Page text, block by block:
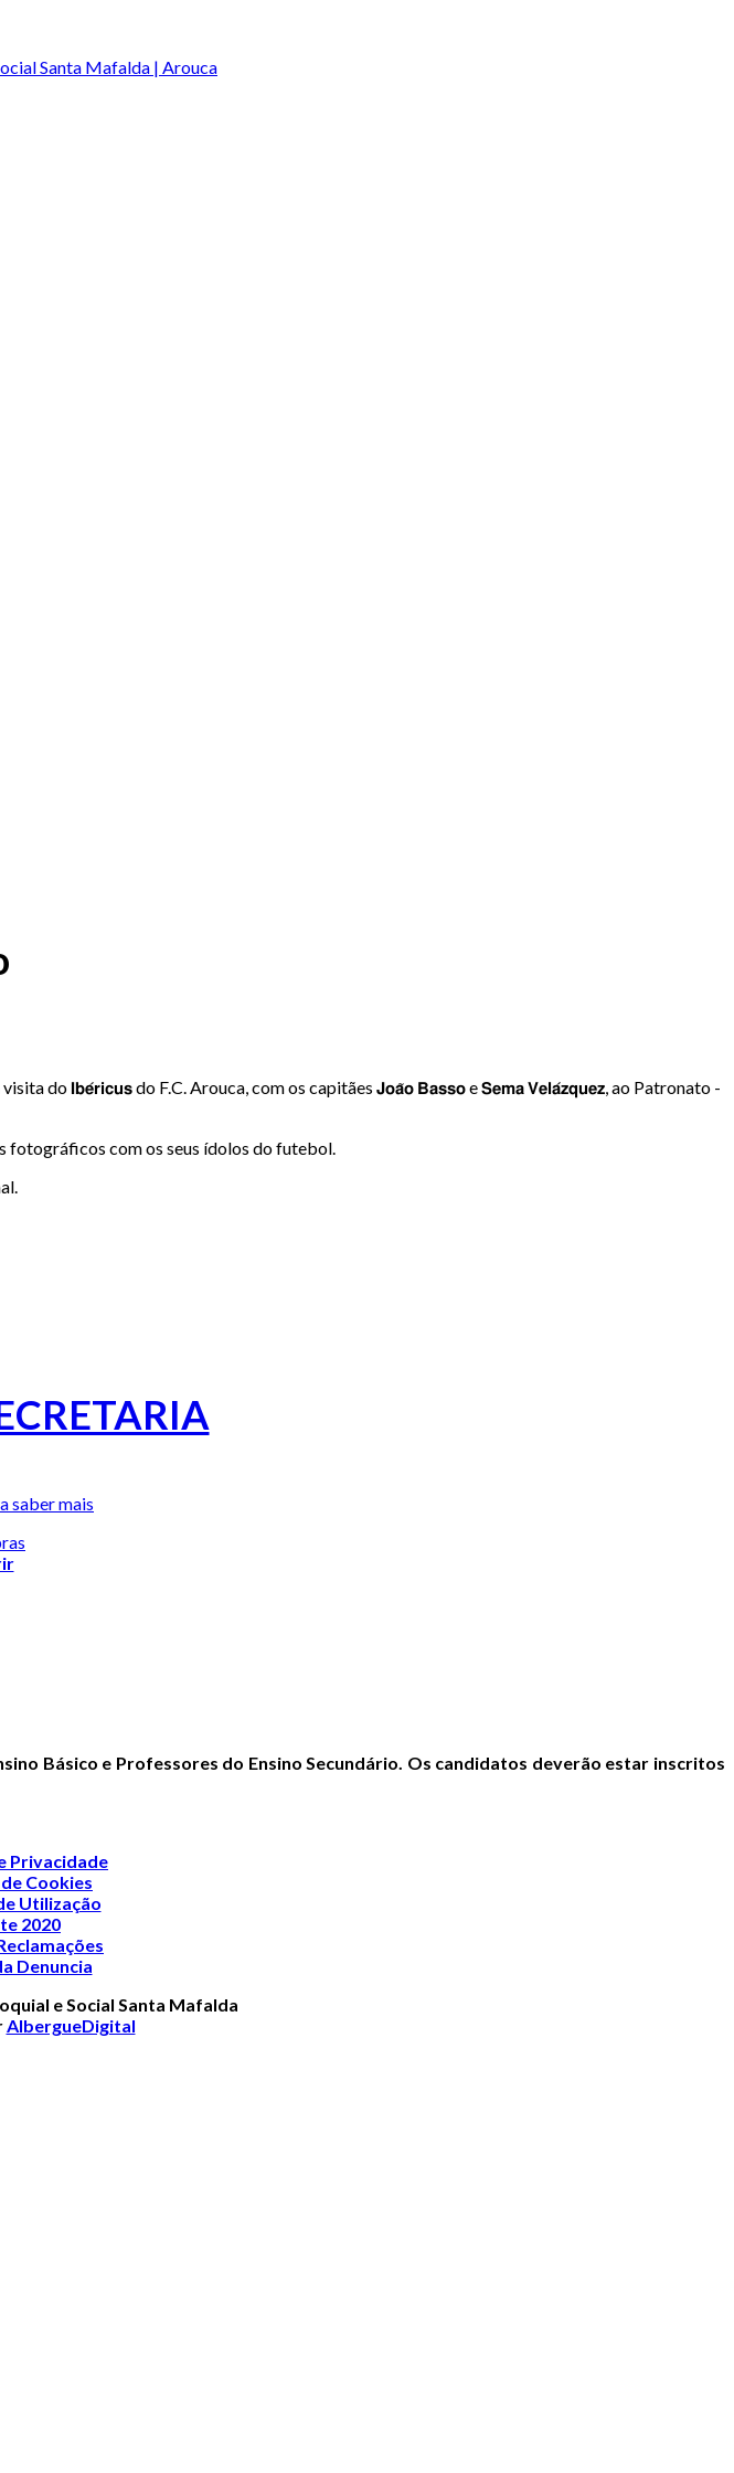
visita do 𝗜𝗯𝗲́𝗿𝗶𝗰𝘂𝘀 do F.C. Arouca, com os capitães 𝗝𝗼𝗮̃𝗼 𝗕𝗮𝘀𝘀𝗼 e 𝗦𝗲𝗺𝗮 𝗩𝗲𝗹𝗮́𝘇𝗾𝘂𝗲𝘇, ao Patronato -
fotográficos com os seus ídolos do futebol.
saber mais
Básico e Professores do Ensino Secundário. Os candidatos deverão estar inscritos
Privacidade
Cookies
Utilização
2020
Denuncia
e Social Santa Mafalda
AlbergueDigital